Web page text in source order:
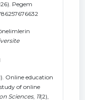
Pegem
Online education
of online
Sciences, 11(2),